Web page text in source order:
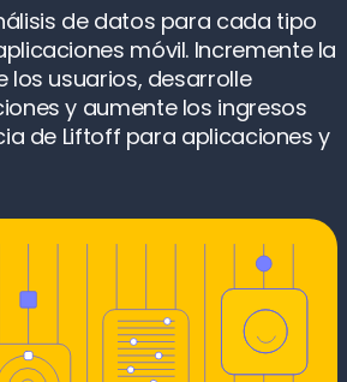
de datos para cada tipo
móvil. Incremente la
los usuarios, desarrolle
y aumente los ingresos
de Liftoff para aplicaciones y